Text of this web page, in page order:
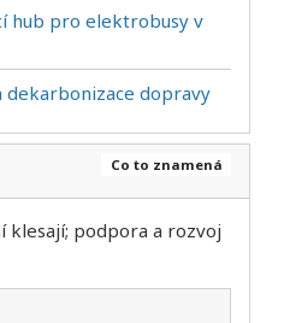
hub pro elektrobusy v
dekarbonizace dopravy
Co to znamená
klesají; podpora a rozvoj